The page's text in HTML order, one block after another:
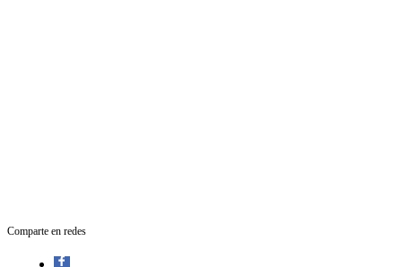
Comparte en redes